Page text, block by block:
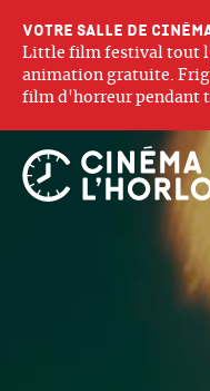
Votre salle de
Little film festival tout
animation gratuite.
film d'horreur pendant